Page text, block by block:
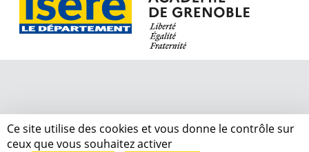
Ce site utilise des cookies et vous donne le contrôle sur
ceux que vous souhaitez activer